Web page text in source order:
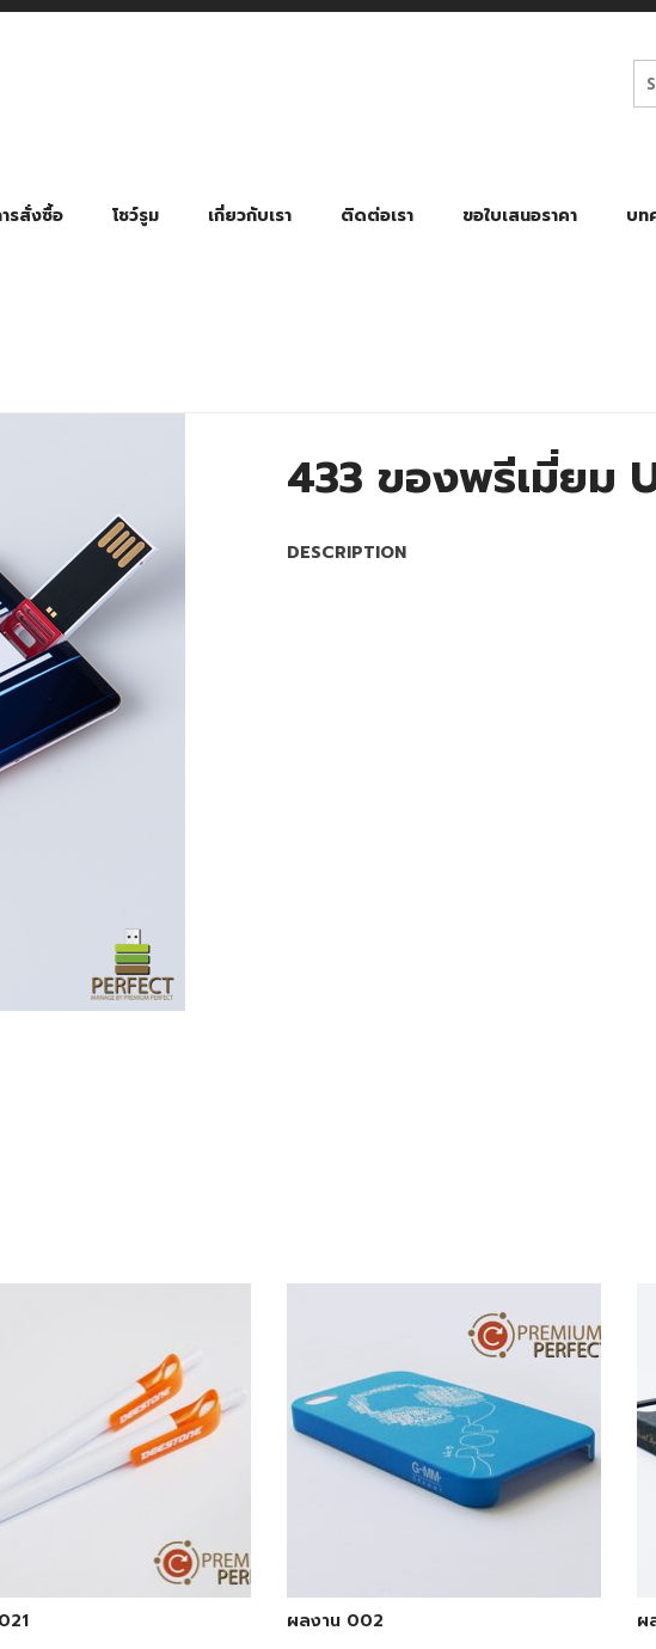
รสั่งซื้อ โชว์รูม เกี่ยวกับเรา ติดต่อเรา ขอใบเสนอราคา บท
433 ของพรีเมี่ยม
DESCRIPTION
ผลงาน 002 ผ